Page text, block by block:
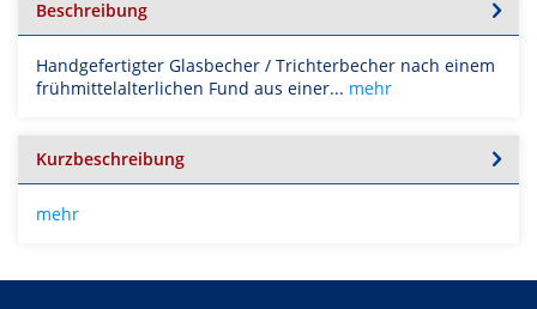
Beschreibung
Handgefertigter Glasbecher / Trichterbecher nach einem
frühmittelalterlichen Fund aus einer... mehr
Kurzbeschreibung
mehr